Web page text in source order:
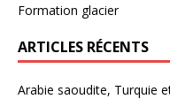
Formation glacier
ARTICLES RÉCENTS
Arabie saoudite, Turquie